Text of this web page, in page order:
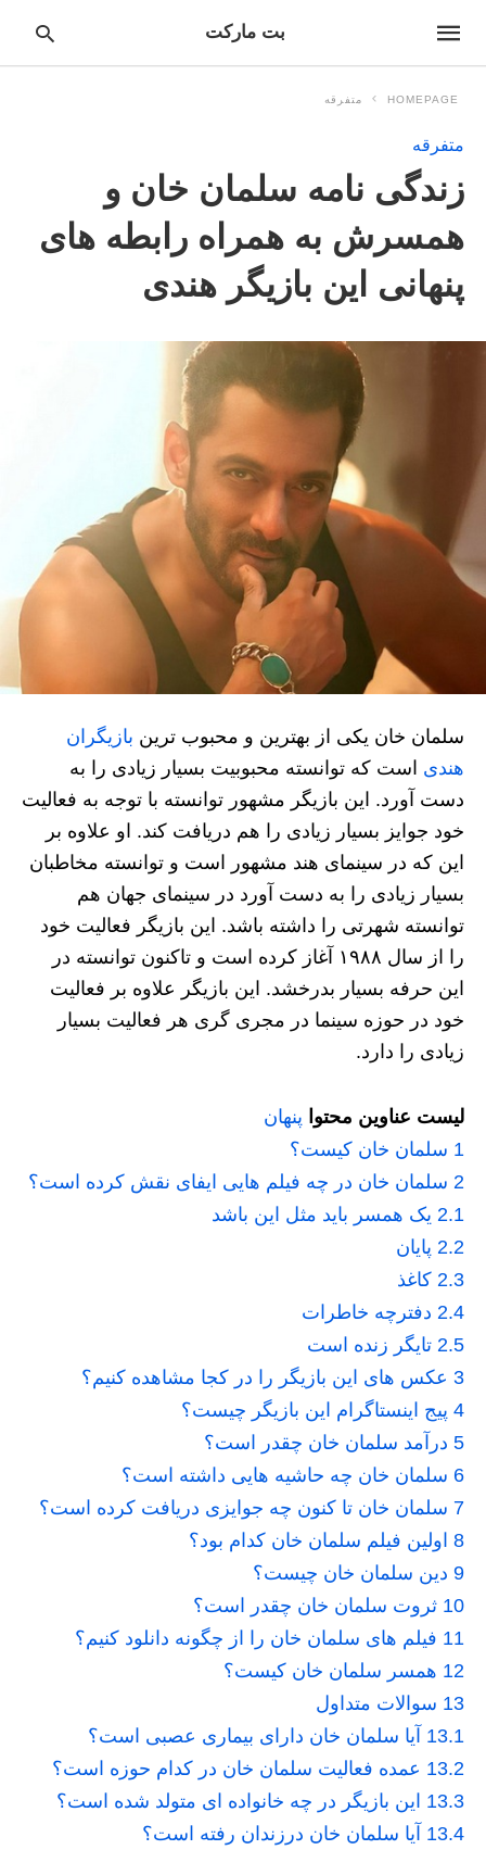
بت مارکت
HOMEPAGE متفرقه
متفرقه
زندگی نامه سلمان خان و
همسرش به همراه رابطه های
پنهانی این بازیگر هندی
سلمان خان یکی از بهترین و محبوب ترین بازیگران
هندی است که توانسته محبوبیت بسیار زیادی را به
دست آورد. این بازیگر مشهور توانسته با توجه به فعالیت
خود جوایز بسیار زیادی را هم دریافت کند. او علاوه بر
این که در سینمای هند مشهور است و توانسته مخاطبان
بسیار زیادی را به دست آورد در سینمای جهان هم
توانسته شهرتی را داشته باشد. این بازیگر فعالیت خود
را از سال ۱۹۸۸ آغاز کرده است و تاکنون توانسته در
این حرفه بسیار بدرخشد. این بازیگر علاوه بر فعالیت
خود در حوزه سینما در مجری گری هر فعالیت بسیار
زیادی را دارد.
لیست عناوین محتوا پنهان
1 سلمان خان کیست؟
2 سلمان خان در چه فیلم هایی ایفای نقش کرده است؟
2.1 یک همسر باید مثل این باشد
2.2 پایان
2.3 کاغذ
2.4 دفترچه خاطرات
2.5 تایگر زنده است
3 عکس های این بازیگر را در کجا مشاهده کنیم؟
4 پیج اینستاگرام این بازیگر چیست؟
5 درآمد سلمان خان چقدر است؟
6 سلمان خان چه حاشیه هایی داشته است؟
7 سلمان خان تا کنون چه جوایزی دریافت کرده است؟
8 اولین فیلم سلمان خان کدام بود؟
9 دین سلمان خان چیست؟
10 ثروت سلمان خان چقدر است؟
11 فیلم های سلمان خان را از چگونه دانلود کنیم؟
12 همسر سلمان خان کیست؟
13 سوالات متداول
13.1 آیا سلمان خان دارای بیماری عصبی است؟
13.2 عمده فعالیت سلمان خان در کدام حوزه است؟
13.3 این بازیگر در چه خانواده ای متولد شده است؟
13.4 آیا سلمان خان درزندان رفته است؟